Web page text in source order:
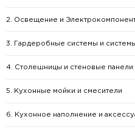
2. Освещение и
3. Гардеробные системы и
4. Столешницы и стеновые панели
5. Кухонные мойки и смесители
6. Кухонное наполнение и